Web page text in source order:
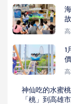
1
神仙吃的水蜜
「桃」到高雄